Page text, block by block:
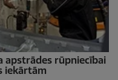
apstrādes rūpniecībai
iekārtām